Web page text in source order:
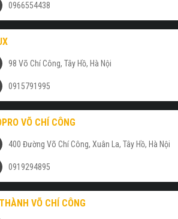
0966554438
98 Võ Chí Công, Tây Hồ, Hà Nội
0915791995
VÕ CHÍ CÔNG
400 Đường Võ Chí Công, Xuân La, Tây Hồ, Hà Nội
0919294895
VÕ CHÍ CÔNG